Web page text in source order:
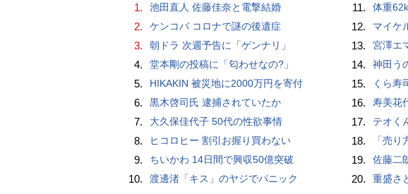
1. 池田直人 佐藤佳奈と電撃結婚
2. ケンコバ コロナで謎の後遺症
3. 朝ドラ 次週予告に「ゲンナリ」
4. 堂本剛の投稿に「匂わせなの?」
5. HIKAKIN 被災地に2000万円を寄付
6. 黒木啓司氏 逮捕されていたか
7. 大久保佳代子 50代の性欲事情
8. ヒコロヒー 割引お握り買わない
9. ちいかわ 14日間で興収50億突破
10. 渡邊渚「キス」のヤジでパニック
11. 体重
12. マイケ
13. 宮澤エ
14. 神田う
15. くら寿
16. 寿美花
17. テオく
18. 「売
19. 佐藤二
20. 重盛さ